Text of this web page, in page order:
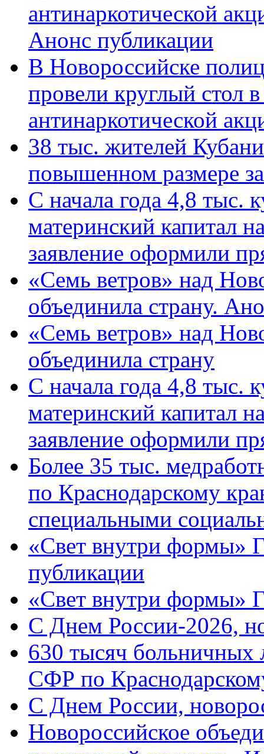
антинаркотической
Анонс публикации
В Новороссийске
провели круглый стол
антинаркотической
38 тыс. жителей
повышенном размере
С начала года 4,8 тыс.
материнский капитал
заявление оформили
«Семь ветров» над
объединила страну.
«Семь ветров» над
объединила страну
С начала года 4,8 тыс.
материнский капитал
заявление оформили
Более 35 тыс.
по Краснодарскому
специальными
«Свет внутри формы»
публикации
«Свет внутри формы»
C Днем России-2026,
630 тысяч больничных
СФР по
C Днем России,
Новороссийское